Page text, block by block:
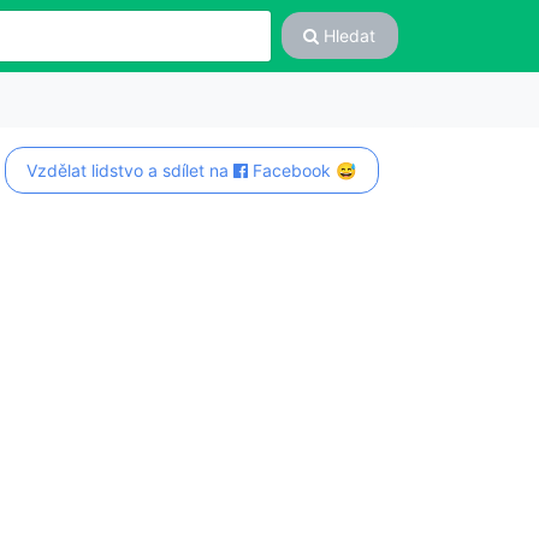
Hledat
Vzdělat lidstvo a sdílet na Facebook 😅